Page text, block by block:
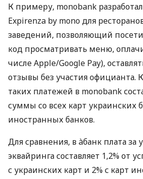
К примеру, monobank
Expirenza by mono для
заведений, позволяющий
код просматривать меню,
числе Apple/Google Pay),
отзывы без участия официанта.
таких платежей в monobank
суммы со всех карт украинских
иностранных банков.
Для сравнения, в àбанк плата за
эквайринга составляет 1,2% от
с украинских карт и 2% с карт